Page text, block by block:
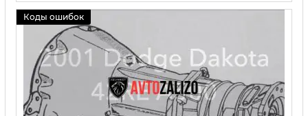
30 09 2024 0
Коды ошибок